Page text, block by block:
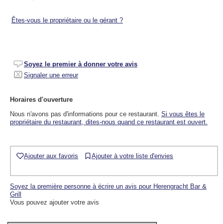
Êtes-vous le propriétaire ou le gérant ?
Soyez le premier à donner votre avis
Signaler une erreur
Horaires d'ouverture
Nous n'avons pas d'informations pour ce restaurant. Si vous êtes le
propriétaire du restaurant, dites-nous quand ce restaurant est ouvert.
Ajouter aux favoris Ajouter à votre liste d'envies
Soyez la première personne à écrire un avis pour Herengracht Bar &
Grill
Vous pouvez ajouter votre avis